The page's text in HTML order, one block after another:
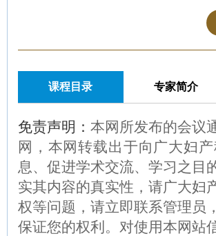
课程目录 专家简介
免责声明：本网所发布的会议
网，本网转载出于向广大妇
息、促进学术交流、学习之目
实其内容的真实性，请广大妇
权等问题，请立即联系管理员
保证您的权利。对使用本网站